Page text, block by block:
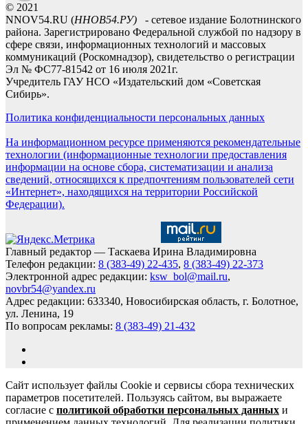
© 2021
NNOV54.RU (ННОВ54.РУ) - сетевое издание Болотнинского
района. Зарегистрировано Федеральной службой по надзору в
сфере связи, информационных технологий и массовых
коммуникаций (Роскомнадзор), свидетельство о регистрации
Эл № ФС77-81542 от 16 июля 2021г.
Учредитель ГАУ НСО «Издательский дом «Советская
Сибирь».
Политика конфиденциальности персональных данных
На информационном ресурсе применяются рекомендательные
технологии (информационные технологии предоставления
информации на основе сбора, систематизации и анализа
сведений, относящихся к предпочтениям пользователей сети
«Интернет», находящихся на территории Российской
Федерации).
Главный редактор — Таскаева Ирина Владимировна
Телефон редакции: 8 (383-49) 22-435, 8 (383-49) 22-373
Электронной адрес редакции: ksw_bol@mail.ru,
novbr54@yandex.ru
Адрес редакции: 633340, Новосибирская область, г. Болотное,
ул. Ленина, 19
По вопросам рекламы: 8 (383-49) 21-432
Сайт использует файлы Cookie и сервисы сбора технических
параметров посетителей. Пользуясь сайтом, вы выражаете
согласие с политикой обработки персональных данных и